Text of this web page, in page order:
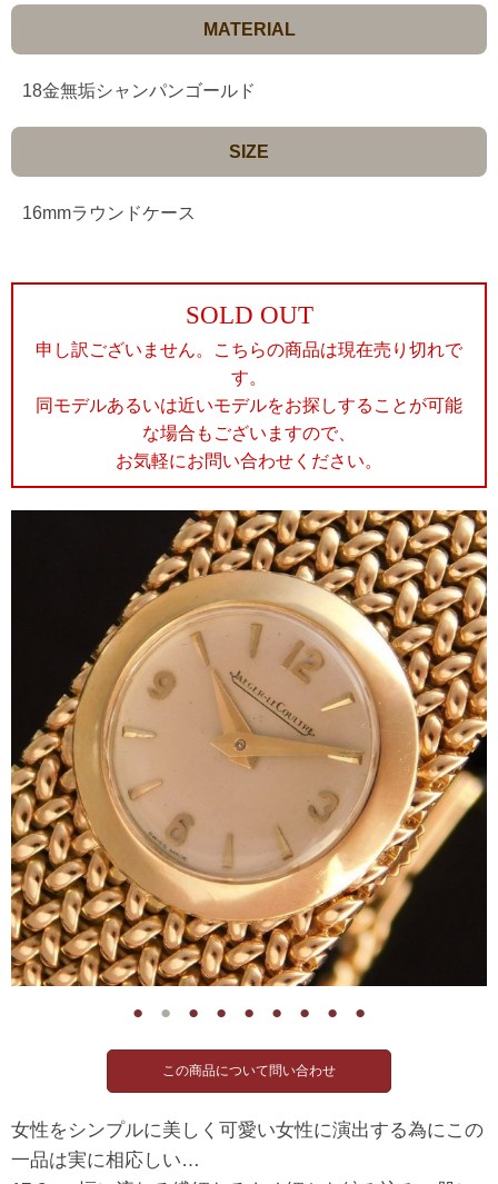
MATERIAL
18金無垢シャンパンゴールド
SIZE
16mmラウンドケース
SOLD OUT
申し訳ございません。こちらの商品は現在売り切れで
す。
同モデルあるいは近いモデルをお探しすることが可能
な場合もございますので、
お気軽にお問い合わせください。
● ● ● ● ● ● ● ● ●
女性をシンプルに美しく可愛い女性に演出する為にこの
一品は実に相応しい…